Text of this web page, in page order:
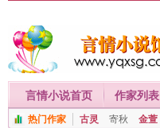
言情小说首页 作家列表
热门作家 古灵 寄秋 金萱